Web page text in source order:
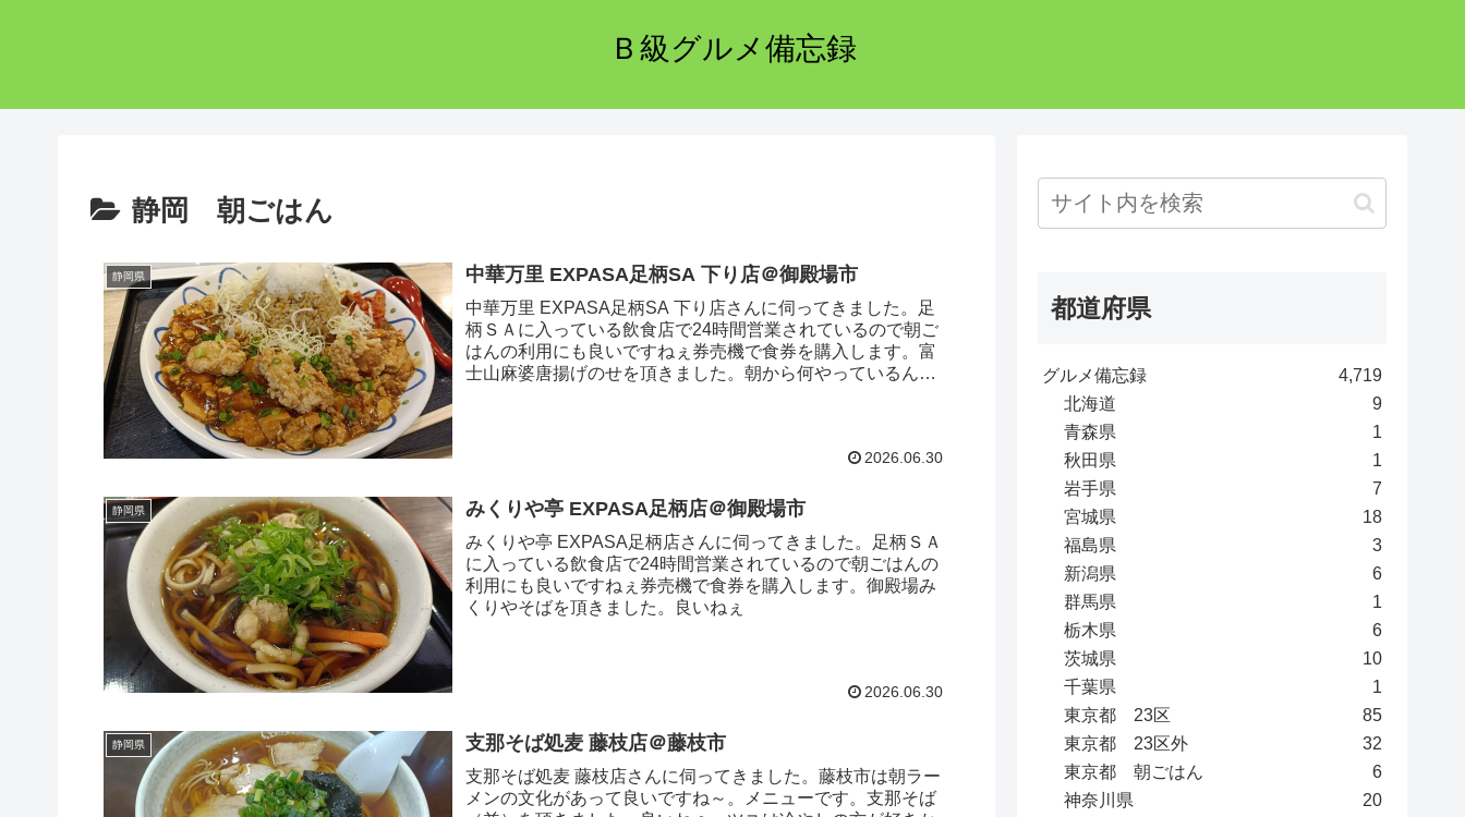
Ｂ級グルメ備忘録
静岡 朝ごはん
静岡県 中華万里 EXPASA足柄SA 下り店＠御殿場市
中華万里 EXPASA足柄SA 下り店さんに伺ってきました。足
柄ＳＡに入っている飲食店で24時間営業されているので朝ご
はんの利用にも良いですねぇ券売機で食券を購入します。富
士山麻婆唐揚げのせを頂きました。朝から何やっているんで
2026.06.30
静岡県 みくりや亭 EXPASA足柄店＠御殿場市
みくりや亭 EXPASA足柄店さんに伺ってきました。足柄ＳＡ
に入っている飲食店で24時間営業されているので朝ごはんの
利用にも良いですねぇ券売機で食券を購入します。御殿場み
くりやそばを頂きました。良いねぇ
2026.06.30
静岡県 支那そば処麦 藤枝店＠藤枝市
支那そば処麦 藤枝店さんに伺ってきました。藤枝市は朝ラー
メンの文化があって良いですね～。メニューです。支那そば
都道府県
グルメ備忘録
4,719
北海道
9
青森県
1
秋田県
1
岩手県
7
宮城県
18
福島県
3
新潟県
6
群馬県
1
栃木県
6
茨城県
10
千葉県
1
東京都 23区
85
東京都 23区外
32
東京都 朝ごはん
6
神奈川県
20